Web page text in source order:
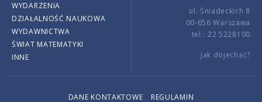
WYDARZENIA
DZIAŁALNOŚĆ NAUKOWA
WYDAWNICTWA
ŚWIAT MATEMATYKI
INNE
ul. Śniadeckich 8
00-656 Warszawa
tel.: 22 5228100
Jak dojechać?
DANE KONTAKTOWE REGULAMIN